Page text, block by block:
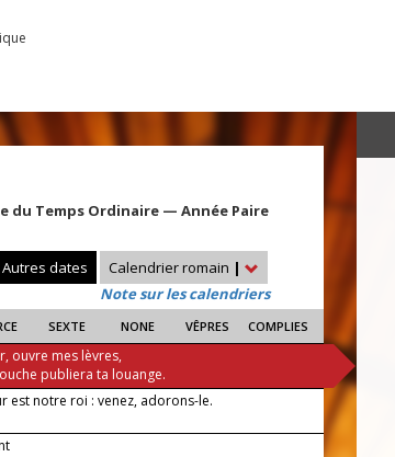
du Temps Ordinaire — Année Paire
Autres dates Calendrier romain |
Note sur les calendriers
SEXTE NONE VÊPRES COMPLIES
ouvre mes lèvres,
publiera ta louange.
est notre roi : venez, adorons-le.